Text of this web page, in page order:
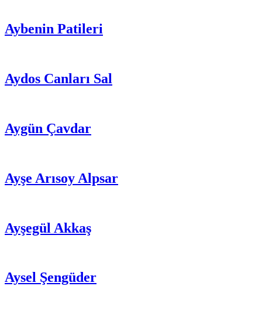
Aybenin Patileri
Aydos Canları Sal
Aygün Çavdar
Ayşe Arısoy Alpsar
Ayşegül Akkaş
Aysel Şengüder